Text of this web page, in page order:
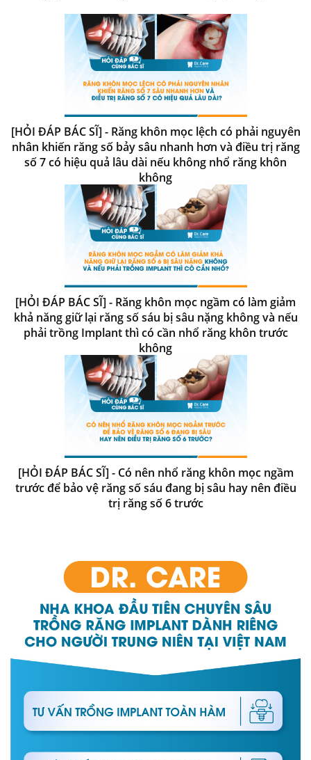
[HỎI ĐÁP BÁC SĨ] - Răng khôn mọc lệch có phải nguyên
nhân khiến răng số bảy sâu nhanh hơn và điều trị răng
số 7 có hiệu quả lâu dài nếu không nhổ răng khôn
không
[HỎI ĐÁP BÁC SĨ] - Răng khôn mọc ngầm có làm giảm
khả năng giữ lại răng số sáu bị sâu nặng không và nếu
phải trồng Implant thì có cần nhổ răng khôn trước
không
[HỎI ĐÁP BÁC SĨ] - Có nên nhổ răng khôn mọc ngầm
trước để bảo vệ răng số sáu đang bị sâu hay nên điều
trị răng số 6 trước